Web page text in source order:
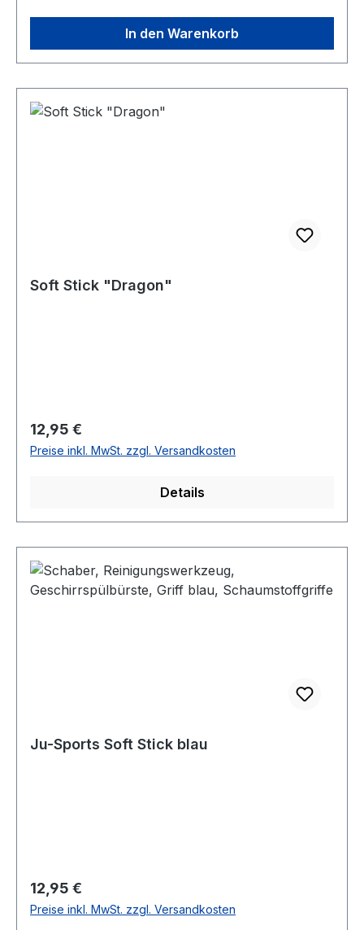
In den Warenkorb
Soft Stick "Dragon"
Regulärer Preis:
12,95 €
Preise inkl. MwSt. zzgl. Versandkosten
Details
Ju-Sports Soft Stick blau
Regulärer Preis:
12,95 €
Preise inkl. MwSt. zzgl. Versandkosten